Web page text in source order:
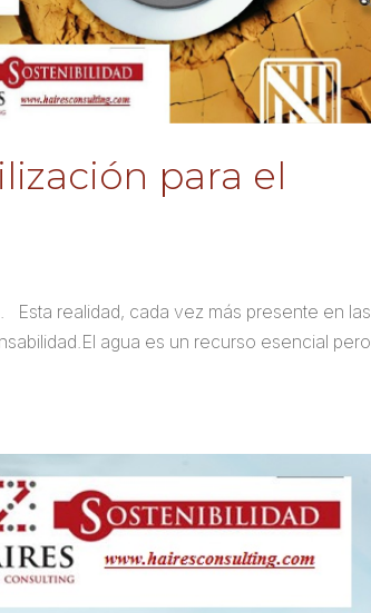
para el
Esta realidad, cada vez más presente en las
agua es un recurso esencial pero